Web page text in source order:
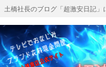
土橋社長のブログ「超激安日記」